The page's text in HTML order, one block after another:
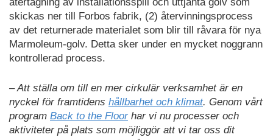
skickas ner till Forbos fabrik, (2) återvinningsprocess
av det returnerade materialet som blir till råvara för nya
Marmoleum-golv. Detta sker under en mycket noggrann
kontrollerad process.
– Att ställa om till en mer cirkulär verksamhet är en
nyckel för framtidens hållbarhet och klimat. Genom vårt
program Back to the Floorhar vi nu processer och
aktiviteter på plats som möjliggör att vi tar oss dit